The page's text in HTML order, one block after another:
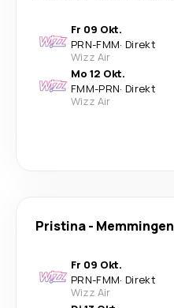
Fr 09 Okt.
PRN-FMM· Direkt
Wizz Air
Mo 12 Okt.
FMM-PRN· Direkt
Wizz Air
Pristina- Memmingen
Fr 09 Okt.
PRN-FMM· Direkt
Wizz Air